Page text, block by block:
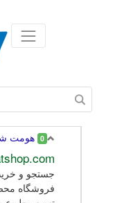
0 هومت
جستجو و
فروشگاه